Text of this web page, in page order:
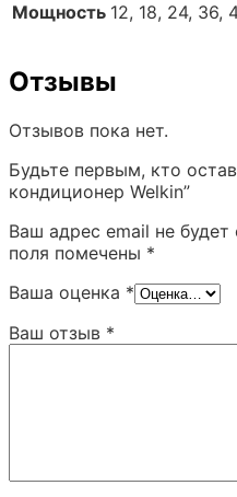
Мощность 12, 18, 24, 36,
Отзывы
Отзывов пока нет.
Будьте первым, кто
кондиционер Welkin”
Ваш адрес email не будет
поля помечены *
Ваша оценка *
Ваш отзыв *